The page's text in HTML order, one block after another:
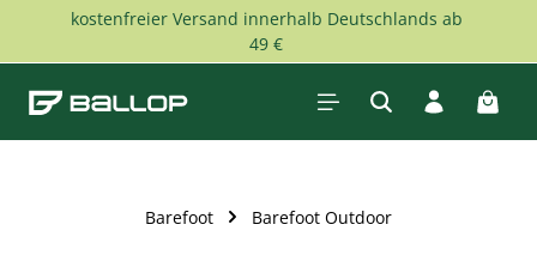
Zum Hauptinhalt springen
kostenfreier Versand innerhalb Deutschlands ab
49 €
Barefoot Barefoot Outdoor